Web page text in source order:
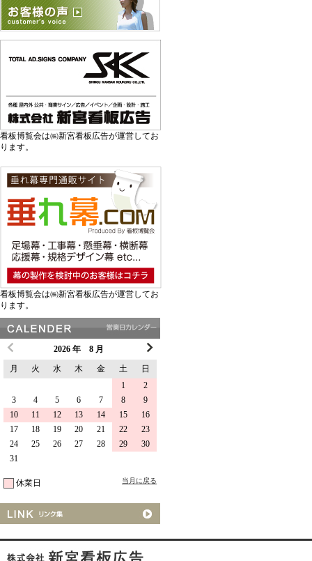
看板博覧会は㈱新宮看板広告が運営してお
ります。
看板博覧会は㈱新宮看板広告が運営してお
ります。
2026 年 8 月
月
火 水 木 金 土
日
1
2
3
4 5 6 7 8
9
10
11 12 13 14 15
16
17
18 19 20 21 22
23
24
25 26 27 28 29
30
31
休業日 当月に戻る